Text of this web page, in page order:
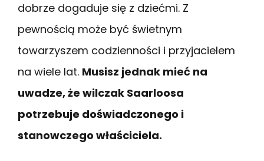
dobrze dogaduje się z dziećmi. Z
pewnością może być świetnym
towarzyszem codzienności i przyjacielem
na wiele lat. Musisz jednak mieć na
uwadze, że wilczak Saarloosa
potrzebuje doświadczonego i
stanowczego właściciela.